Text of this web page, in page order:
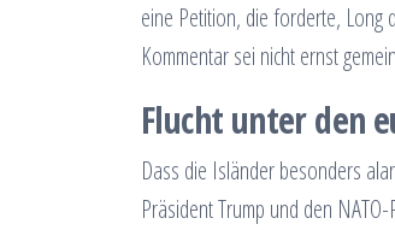
eine Petition, die forderte, Long
Kommentar sei nicht ernst
Flucht unter den
Dass die Isländer besonders
Präsident Trump und den